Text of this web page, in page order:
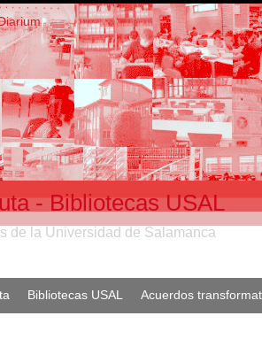
- Bibliotecas USAL
de la Universidad de Salamanca
Bibliotecas USAL Acuerdos